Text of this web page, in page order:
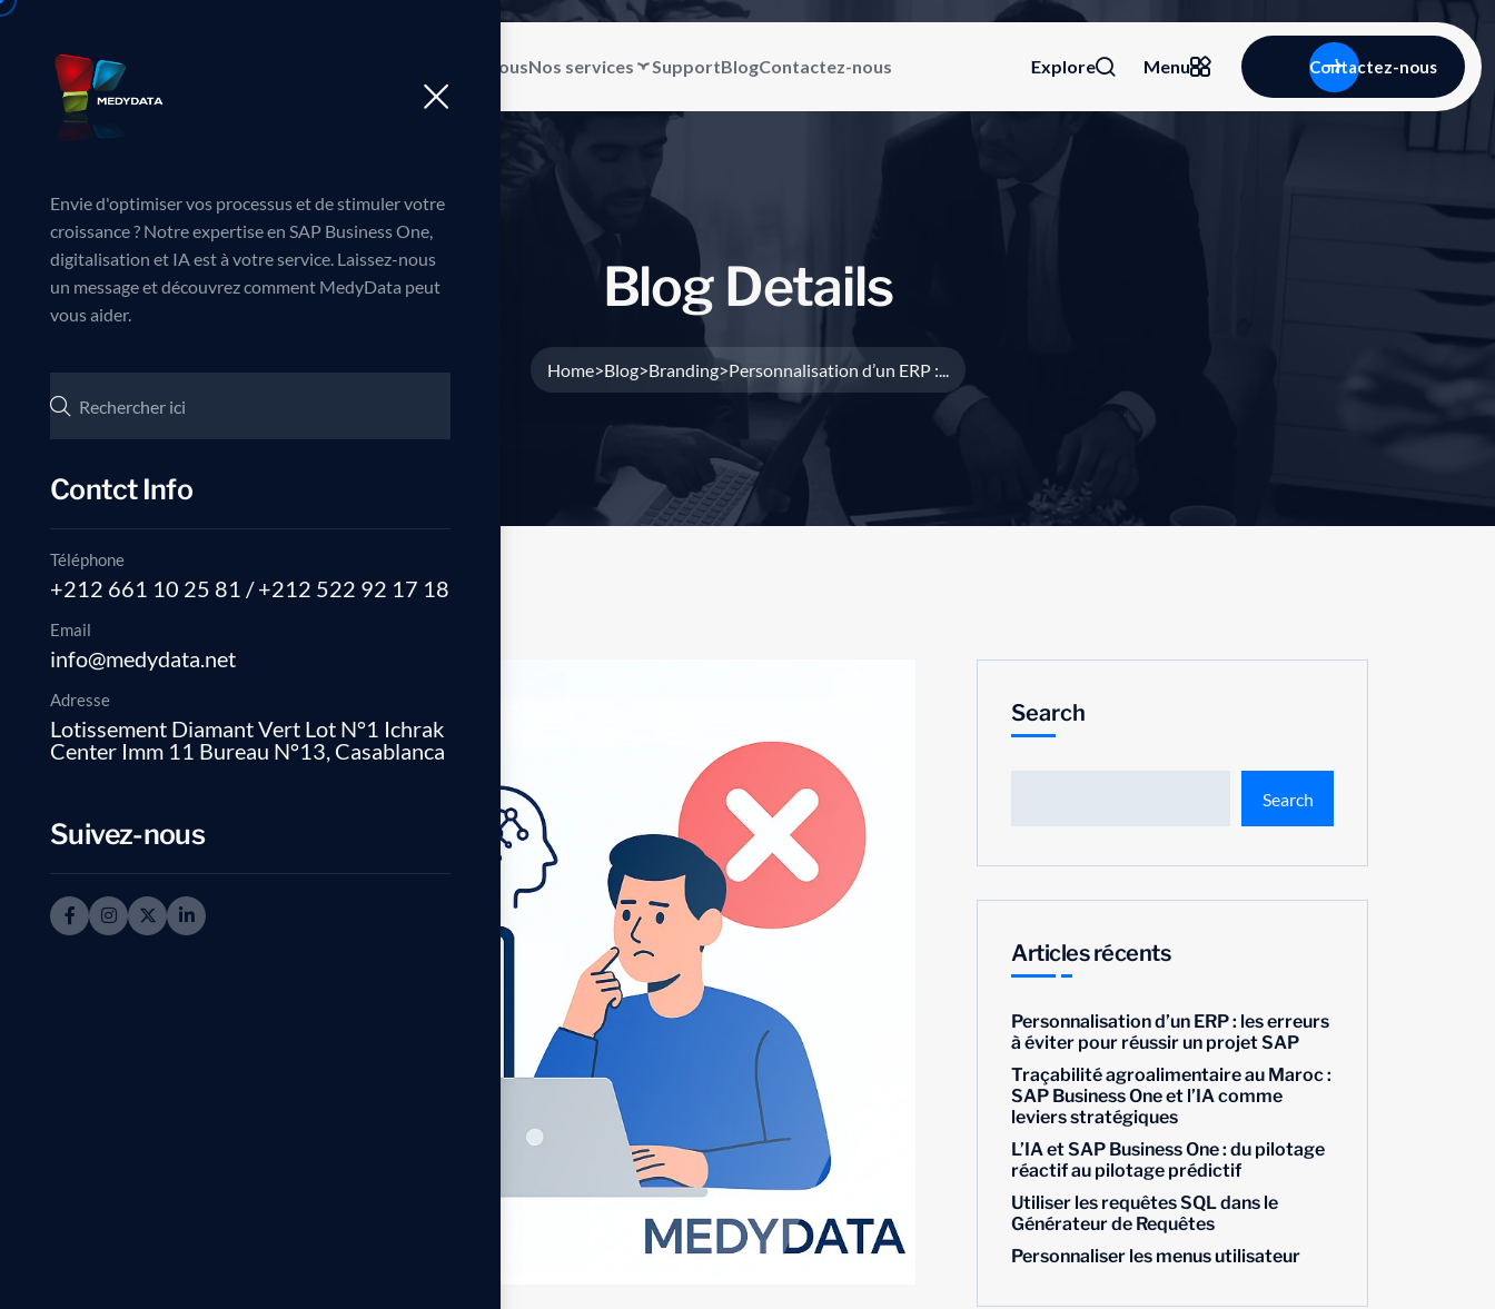
À propos de nousNos services SupportBlogContactez-nous Explore Menu Contactez-nous
Envie d'optimiser vos processus et de stimuler votre
croissance ? Notre expertise en SAP Business One,
digitalisation et IA est à votre service. Laissez-nous
un message et découvrez comment MedyData peut
vous aider.
Contct Info
Téléphone
+212 661 10 25 81 / +212 522 92 17 18
Email
info@medydata.net
Adresse
Lotissement Diamant Vert Lot N°1 Ichrak
Center Imm 11 Bureau N°13, Casablanca
Suivez-nous
Blog Details
Home>Blog>Branding>Personnalisation d’un ERP :...
Search
Search
Articles récents
Personnalisation d’un ERP : les erreurs
à éviter pour réussir un projet SAP
Traçabilité agroalimentaire au Maroc :
SAP Business One et l’IA comme
leviers stratégiques
L’IA et SAP Business One : du pilotage
réactif au pilotage prédictif
Utiliser les requêtes SQL dans le
Générateur de Requêtes
Personnaliser les menus utilisateur